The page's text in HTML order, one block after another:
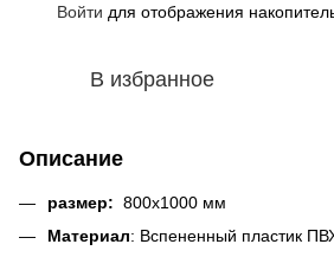
Войти для отображения
В избранное
Описание
размер: 800х1000 мм
Материал: Вспененный пластик